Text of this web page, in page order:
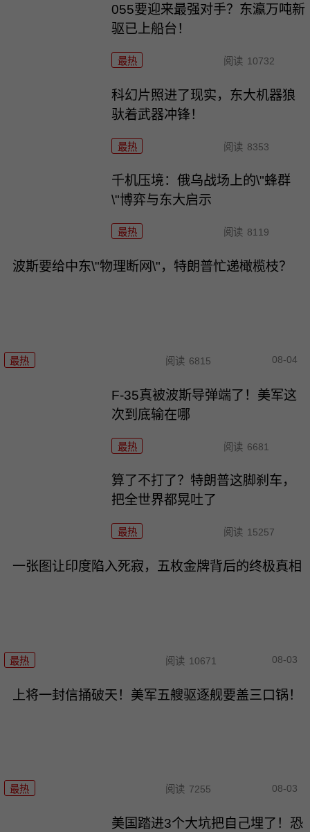
055要迎来最强对手？东瀛万吨新
驱已上船台！
最热 阅读 10732
科幻片照进了现实，东大机器狼
驮着武器冲锋！
最热 阅读 8353
千机压境：俄乌战场上的\"蜂群
\"博弈与东大启示
最热 阅读 8119
波斯要给中东\"物理断网\"，特朗普忙递橄榄枝？
最热 阅读 6815 08-04
F-35真被波斯导弹端了！美军这
次到底输在哪
最热 阅读 6681
算了不打了？特朗普这脚刹车，
把全世界都晃吐了
最热 阅读 15257
一张图让印度陷入死寂，五枚金牌背后的终极真相
最热 阅读 10671 08-03
上将一封信捅破天！美军五艘驱逐舰要盖三口锅！
最热 阅读 7255 08-03
美国踏进3个大坑把自己埋了！恐